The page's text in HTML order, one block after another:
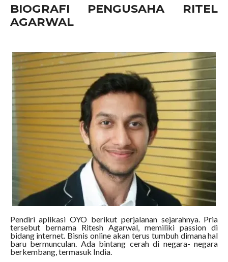
BIOGRAFI PENGUSAHA RITEL
AGARWAL
Pendiri aplikasi OYO berikut perjalanan sejarahnya. Pria
tersebut bernama Ritesh Agarwal, memiliki passion di
bidang internet. Bisnis online akan terus tumbuh dimana hal
baru bermunculan. Ada bintang cerah di negara- negara
berkembang, termasuk India.